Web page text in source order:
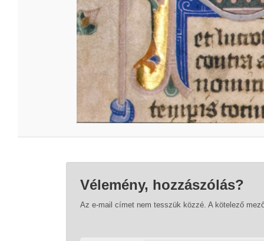
Vélemény, hozzászólás?
Az e-mail címet nem tesszük közzé. A kötelező